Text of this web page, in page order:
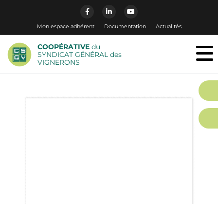
Mon espace adhérent Documentation Actualités
COOPÉRATIVE du
SYNDICAT GÉNÉRAL des
VIGNERONS